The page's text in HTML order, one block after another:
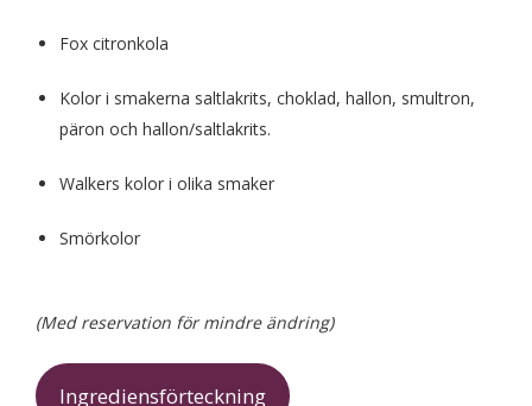
Fox citronkola
Kolor i smakerna saltlakrits, choklad, hallon, smultron,
päron och hallon/saltlakrits.
Walkers kolor i olika smaker
Smörkolor
(Med reservation för mindre ändring)
Ingrediensförteckning